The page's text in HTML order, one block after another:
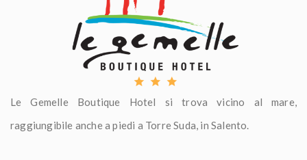
Le Gemelle Boutique Hotel si trova vicino al mare,
raggiungibile anche a piedi a Torre Suda, in Salento.